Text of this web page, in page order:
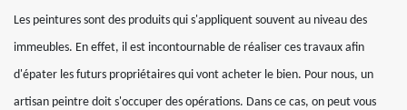
Les peintures sont des produits qui s'appliquent souvent au niveau des
immeubles. En effet, il est incontournable de réaliser ces travaux afin
d'épater les futurs propriétaires qui vont acheter le bien. Pour nous, un
artisan peintre doit s'occuper des opérations. Dans ce cas, on peut vous